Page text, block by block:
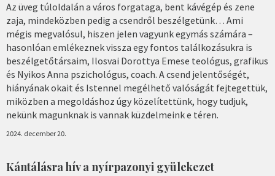
Az üveg túloldalán a város forgataga, bent kávégép és zene
zaja, mindeközben pedig a csendről beszélgetünk… Ami
mégis megvalósul, hiszen jelen vagyunk egymás számára –
hasonlóan emlékeznek vissza egy fontos találkozásukra is
beszélgetőtársaim, Ilosvai Dorottya Emese teológus, grafikus
és Nyikos Anna pszichológus, coach. A csend jelentőségét,
hiányának okait és Istennel megélhető valóságát fejtegettük,
miközben a megoldáshoz úgy közelítettünk, hogy tudjuk,
nekünk magunknak is vannak küzdelmeink e téren.
2024. december 20.
Kántálásra hív a nyírpazonyi gyülekezet